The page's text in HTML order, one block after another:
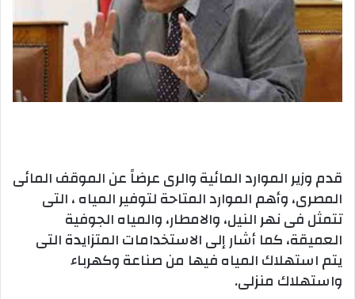
قدم وزير الموارد المائية والرى عرضاً عن الموقف المائى
المصرى، وأهم الموارد المتاحة لتوفير المياه ، التى
تتمثل فى نهر النيل، والامطار، والمياه الجوفية
العميقة، كما أشار إلى الاستخدامات المتزايدة التى
يتم استهلاك المياه فيها من صناعة وكهرباء
واستهلاك منزلى.‬